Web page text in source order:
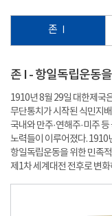
존 Ⅰ
존 I - 항일독립운동
1910년 8월 29일 대한제국
무단통치가 시작된 식민지
국내와 만주·연해주·미주
노력들이 이루어졌다. 1910
항일독립운동을 위한 민족
제1차 세계대전 전후로 변